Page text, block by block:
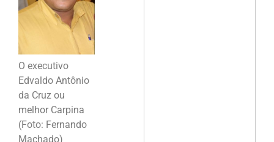
O executivo
Edvaldo Antônio
da Cruz ou
melhor Carpina
(Foto: Fernando
Machado)